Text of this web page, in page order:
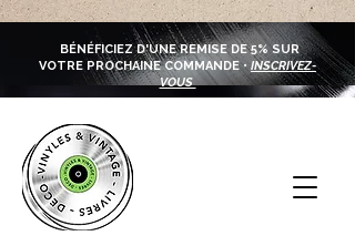
BÉNÉFICIEZ D'UNE REMISE DE 5% SUR
VOTRE PROCHAINE COMMANDE • INSCRIVEZ-
VOUS